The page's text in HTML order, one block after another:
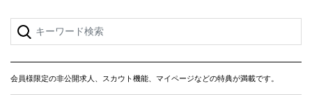
会員様限定の非公開求人、スカウト機能、マイページなどの特典が満載です。